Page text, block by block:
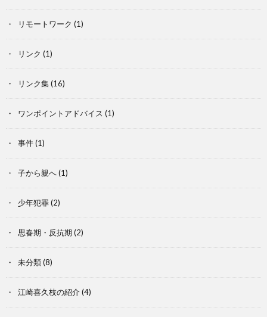
リモートワーク (1)
リンク (1)
リンク集(16)
ワンポイントアドバイス (1)
事件(1)
子から親へ(1)
少年犯罪(2)
思春期・反抗期 (2)
未分類(8)
江崎喜久枝の紹介(4)